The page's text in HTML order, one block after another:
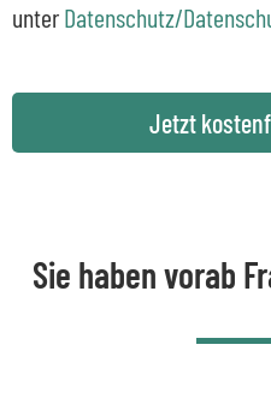
unterDatenschutz/
Jetzt
Sie haben vorab